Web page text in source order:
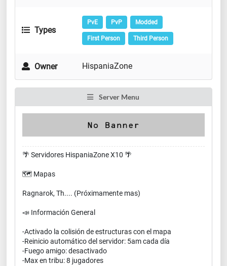
Types
PvE PvP Modded
First Person Third Person
Owner HispaniaZone
Server Menu
🌴 Servidores HispaniaZone X10 🌴
🗺 Mapas
Ragnarok, Th.... (Próximamente mas)
📣 Información General
-Activado la colisión de estructuras con el mapa
-Reinicio automático del servidor: 5am cada día
-Fuego amigo: desactivado
-Max en tribu: 8 jugadores